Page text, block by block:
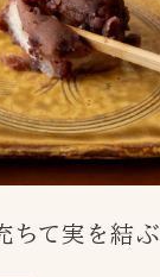
ちて実を結ぶ